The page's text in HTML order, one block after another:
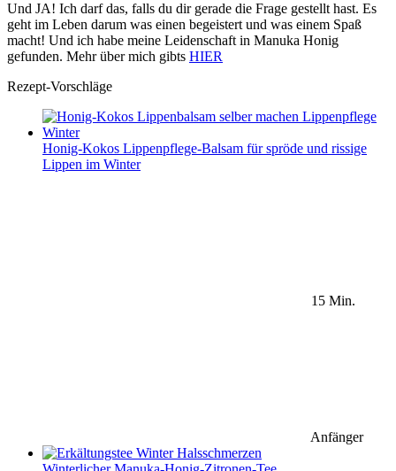
Und JA! Ich darf das, falls du dir gerade die Frage gestellt hast. Es
geht im Leben darum was einen begeistert und was einem Spaß
macht! Und ich habe meine Leidenschaft in Manuka Honig
gefunden. Mehr über mich gibts HIER
Rezept-Vorschläge
Honig-Kokos Lippenpflege-Balsam für spröde und rissige
Lippen im Winter
15 Min.
Anfänger